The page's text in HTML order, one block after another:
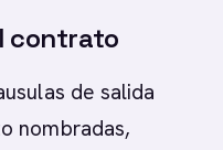
contrato
de salida
nombradas,